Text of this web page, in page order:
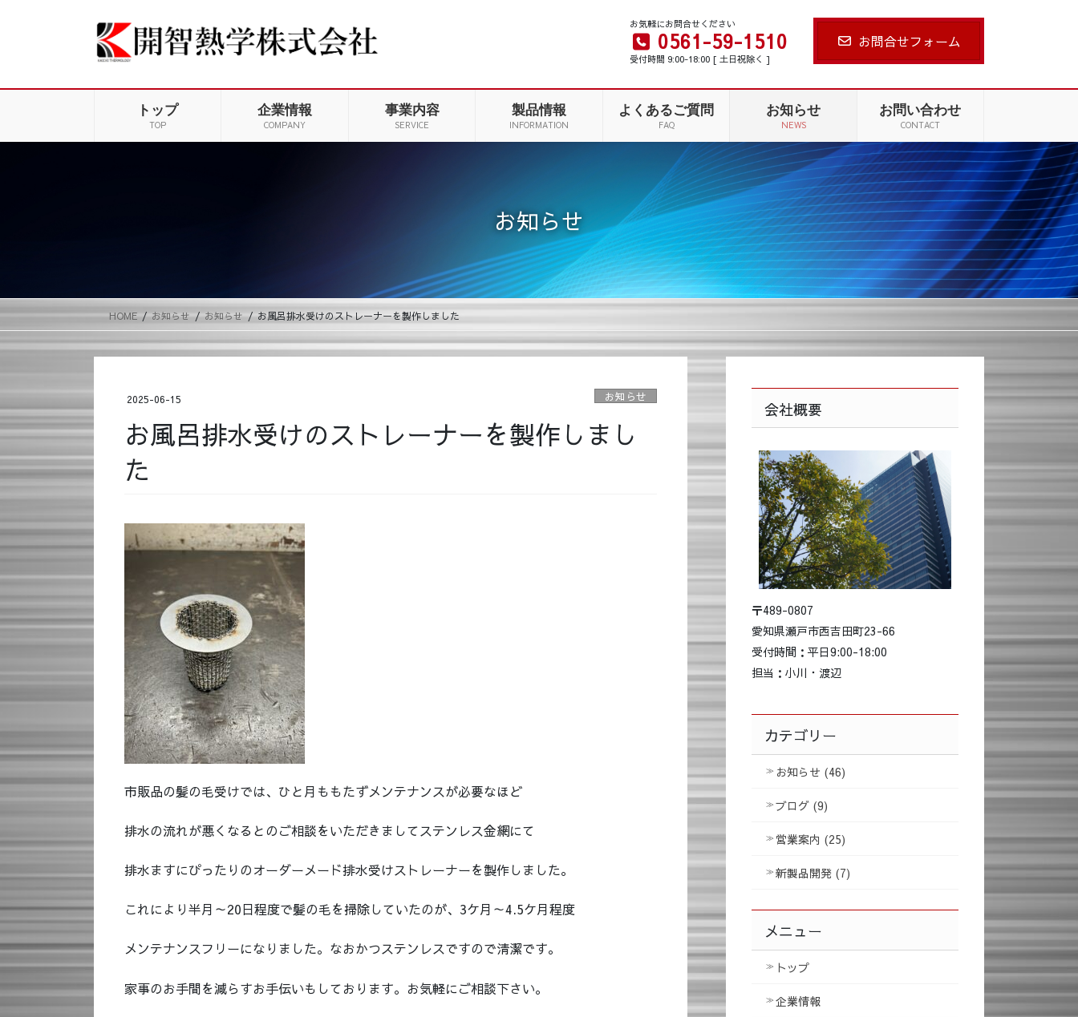
ツ
動
シ
に
お気軽にお問合せください
0561-59-1510
受付時間 9:00-18:00 [ 土日祝除く ]
お問合せフォーム
トップ
TOP
企業情報
COMPANY
事業内容
SERVICE
製品情報
INFORMATION
よくあるご質問
FAQ
お知らせ
NEWS
お問い合わせ
CONTACT
お知らせ
HOME お知らせ お知らせ お風呂排水受けのストレーナーを製作しました
2025-06-15 お知らせ
お風呂排水受けのストレーナーを製作しまし
た
市販品の髪の毛受けでは、ひと月ももたずメンテナンスが必要なほど
排水の流れが悪くなるとのご相談をいただきましてステンレス金網にて
排水ますにぴったりのオーダーメード排水受けストレーナーを製作しました。
これにより半月～20日程度で髪の毛を掃除していたのが、3ケ月～4.5ケ月程度
メンテナンスフリーになりました。なおかつステンレスですので清潔です。
家事のお手間を減らすお手伝いもしております。お気軽にご相談下さい。
会社概要
〒489-0807
愛知県瀬戸市西吉田町23-66
受付時間：平日9:00-18:00
担当：小川・渡辺
カテゴリー
お知らせ (46)
ブログ (9)
営業案内 (25)
新製品開発 (7)
メニュー
トップ
企業情報